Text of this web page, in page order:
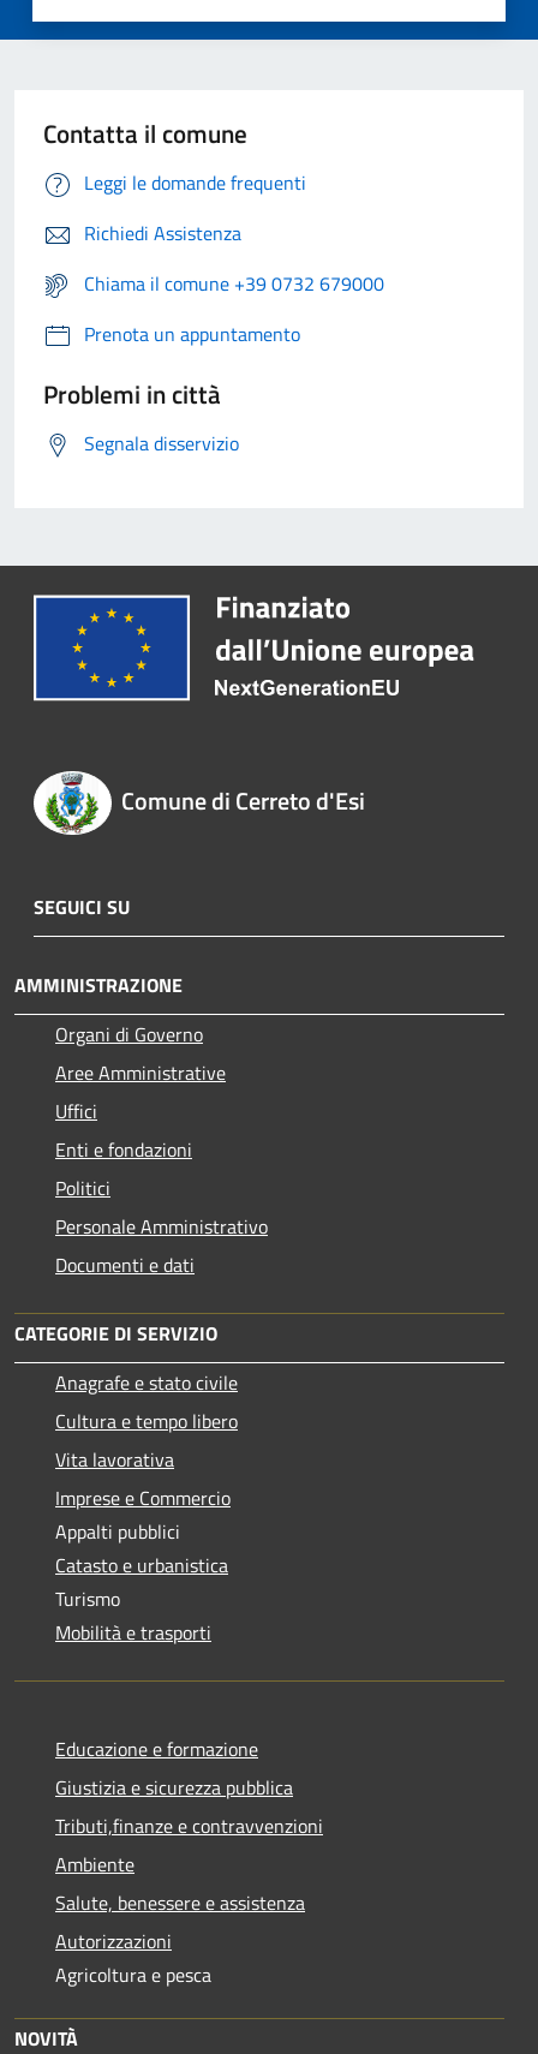
Contatta il comune
Leggi le domande frequenti
Richiedi Assistenza
Chiama il comune +39 0732 679000
Prenota un appuntamento
Problemi in città
Segnala disservizio
Comune di Cerreto d'Esi
SEGUICI SU
AMMINISTRAZIONE
Organi di Governo
Aree Amministrative
Uffici
Enti e fondazioni
Politici
Personale Amministrativo
Documenti e dati
CATEGORIE DI SERVIZIO
Anagrafe e stato civile
Cultura e tempo libero
Vita lavorativa
Imprese e Commercio
Appalti pubblici
Catasto e urbanistica
Turismo
Mobilità e trasporti
Educazione e formazione
Giustizia e sicurezza pubblica
Tributi,finanze e contravvenzioni
Ambiente
Salute, benessere e assistenza
Autorizzazioni
Agricoltura e pesca
NOVITÀ